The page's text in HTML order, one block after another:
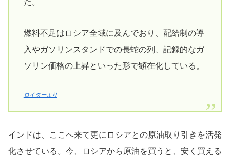
た。
燃料不足はロシア全域に及んでおり、配給制の導
入やガソリンスタンドでの長蛇の列、記録的なガ
ソリン価格の上昇といった形で顕在化している。
ロイターより
インドは、ここへ来て更にロシアとの原油取り引きを活発
化させている。今、ロシアから原油を買うと、安く買える